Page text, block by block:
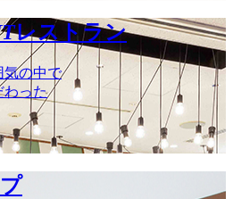
レストラン
気の中で
わった